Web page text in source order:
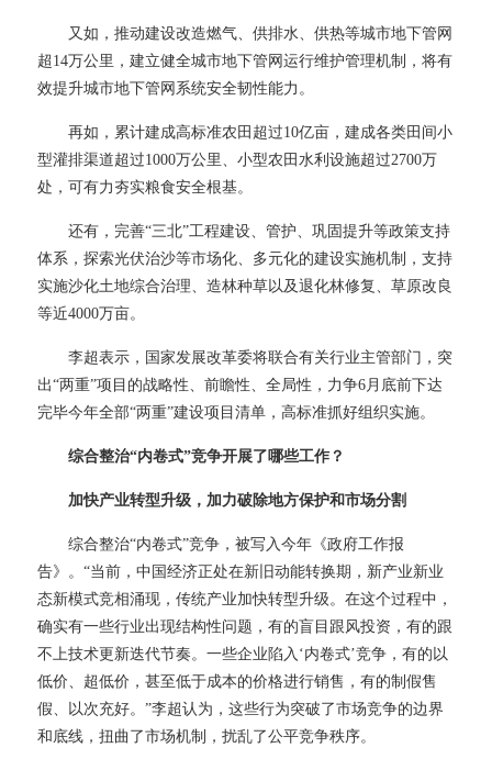
又如，推动建设改造燃气、供排水、供热等城市地下管网
超 14万公里，建立健全城市地下管网运行维护管理机制，将有
效提升城市地下管网系统安全韧性能力。
再如，累计建成高标准农田超过10亿亩，建成各类田间小
型灌排渠道超过1000万公里、小型农田水利设施超过2700万
处，可有力夯实粮食安全根基。
还有，完善“三北”工程建设、管护、巩固提升等政策支持
体系，探索光伏治沙等市场化、多元化的建设实施机制，支持
实施沙化土地综合治理、造林种草以及退化林修复、草原改良
等近4000万亩。
李超表示，国家发展改革委将联合有关行业主管部门，突
出“两重”项目的战略性、前瞻性、全局性，力争6月底前下达
完毕今年全部“两重”建设项目清单，高标准抓好组织实施。
综合整治“内卷式”竞争开展了哪些工作？
加快产业转型升级，加力破除地方保护和市场分割
综合整治“内卷式”竞争，被写入今年《政府工作报
告》。“当前，中国经济正处在新旧动能转换期，新产业新业
态新模式竞相涌现，传统产业加快转型升级。在这个过程中，
确实有一些行业出现结构性问题，有的盲目跟风投资，有的跟
不上技术更新迭代节奏。一些企业陷入‘内卷式’竞争，有的以
低价、超低价，甚至低于成本的价格进行销售，有的制假售
假、以次充好。”李超认为，这些行为突破了市场竞争的边界
和底线，扭曲了市场机制，扰乱了公平竞争秩序。